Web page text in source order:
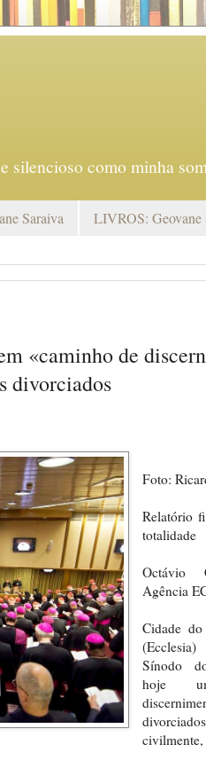
silencioso como minha
Saraiva LIVROS: Geovane
«caminho de
divorciados
Foto:
Relatório
totalidade
Octávio
Agência
Cidade
Sínodo
hoje